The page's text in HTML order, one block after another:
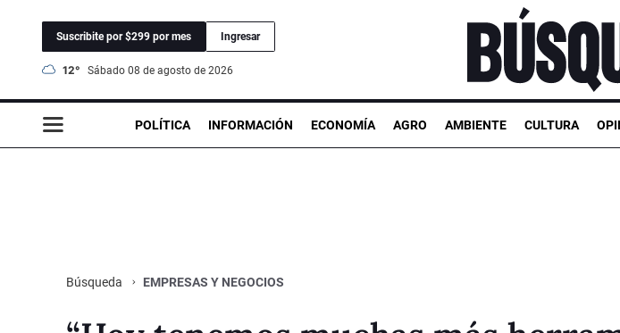
Suscribite por $299 por mes Ingresar
12° sábado 08 de agosto de 2026
POLÍTICA INFORMACIÓN ECONOMÍA AGRO AMBIENTE CULTURA
Búsqueda EMPRESAS Y NEGOCIOS